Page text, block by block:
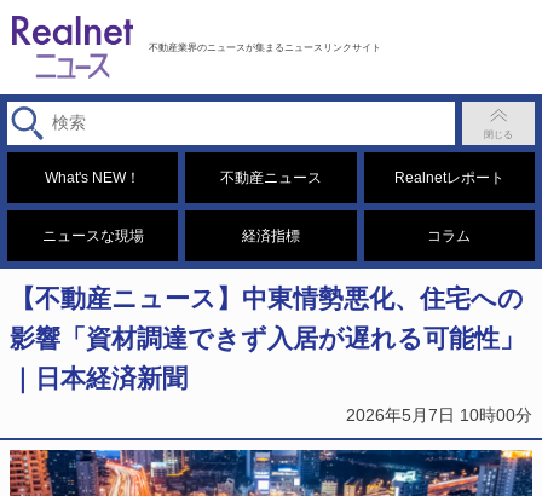
不動産業界のニュースが集まるニュースリンクサイト
What's NEW！ 不動産ニュース Realnetレポート
ニュースな現場 経済指標 コラム
【不動産ニュース】中東情勢悪化、住宅への
影響「資材調達できず入居が遅れる可能性」
｜日本経済新聞
2026年5月7日 10時00分